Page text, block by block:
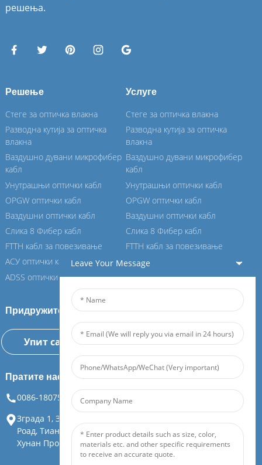
решења.
Решење
Стеге за оптичка влакна
Разводна кутија за оптичка
влакна
Ваздушно дувани микрофибер
кабл
Унутрашњи оптички кабл
OPGW оптички кабл
Ваздушни оптички кабл
Слика 8 Фибер кабл
FTTH кабл за повезивање
АСУ оптички кабл
ADSS оптички кабл
Услуге
Стеге за оптичка влакна
Разводна кутија за оптичка
влакна
Ваздушно дувани микрофибер
кабл
Унутрашњи оптички кабл
OPGW оптички кабл
Ваздушни оптички кабл
Слика 8 Фибер кабл
FTTH кабл за повезивање
АСУ оптички кабл
ADSS оптички кабл
Придружите се нашем Фејбору
Упит сада
Пратите нас
0086-18075108880
info@feiboer.com.cn
Зграда 1, Зхонгјианбаобао Мансион, бр. 30, Лианху 3рд
Роад, Тиандинг Стреет, Иуелу Дистрицт, Цхангсха Цити,
Хунан Провинце
Leave Your Message